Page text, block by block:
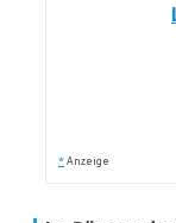
* Anzeige